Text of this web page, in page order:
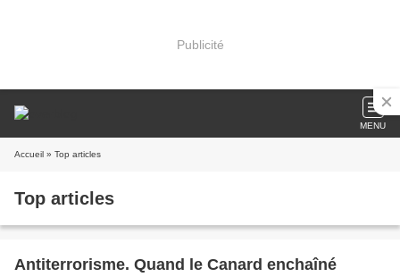
Publicité
MENU
Accueil » Top articles
Top articles
Antiterrorisme. Quand le Canard enchaîné